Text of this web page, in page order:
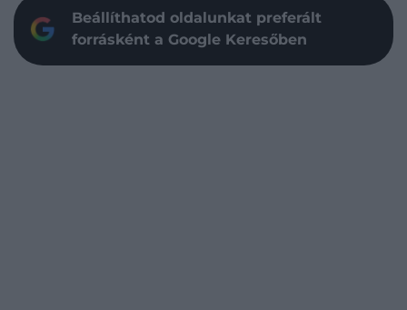
Beállíthatod oldalunkat preferált
forrásként a Google Keresőben